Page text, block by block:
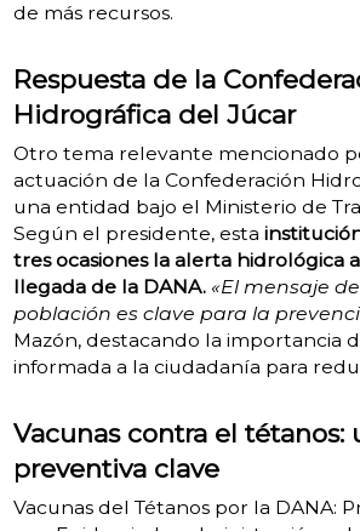
de más recursos.
Respuesta de la
Hidrográfica del Júcar
Otro tema relevante mencionado
actuación de la Confederación
una entidad bajo el Ministerio de
Según el presidente, esta
tres ocasiones la alerta hidrológica
llegada de la DANA.«El mensaje
población es clave para la
Mazón, destacando la importancia
informada a la ciudadanía para
Vacunas contra el tétanos:
preventiva clave
Vacunas del Tétanos por la DANA: